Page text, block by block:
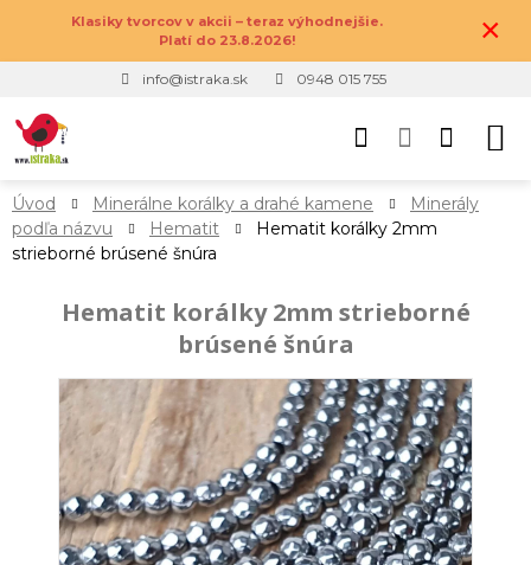
Klasiky tvorcov v akcii – teraz výhodnejšie.
Platí do 23.8.2026!
×
info@istraka.sk 0948 015 755
Úvod Minerálne korálky a drahé kamene
Minerály
podľa názvu
Hematit
Hematit korálky 2mm
strieborné brúsené šnúra
Hematit korálky 2mm strieborné
brúsené šnúra